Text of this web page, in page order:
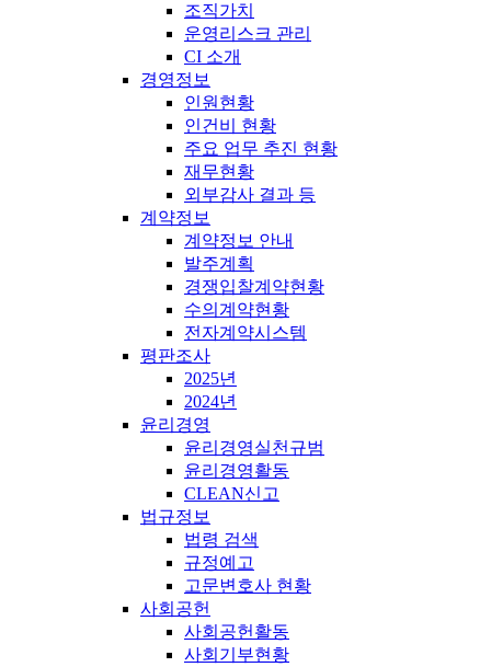
조직가치
운영리스크 관리
CI 소개
경영정보
인원현황
인건비 현황
주요 업무 추진 현황
재무현황
외부감사 결과 등
계약정보
계약정보 안내
발주계획
경쟁입찰계약현황
수의계약현황
전자계약시스템
평판조사
2025년
2024년
윤리경영
윤리경영실천규범
윤리경영활동
CLEAN신고
법규정보
법령 검색
규정예고
고문변호사 현황
사회공헌
사회공헌활동
사회기부현황